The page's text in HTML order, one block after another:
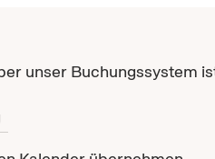
unser Buchungssystem